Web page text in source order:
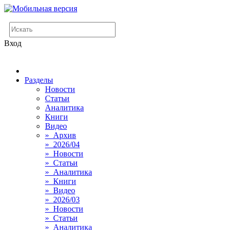
Вход
Разделы
Новости
Статьи
Аналитика
Книги
Видео
» Архив
» 2026/04
» Новости
» Статьи
» Аналитика
» Книги
» Видео
» 2026/03
» Новости
» Статьи
» Аналитика